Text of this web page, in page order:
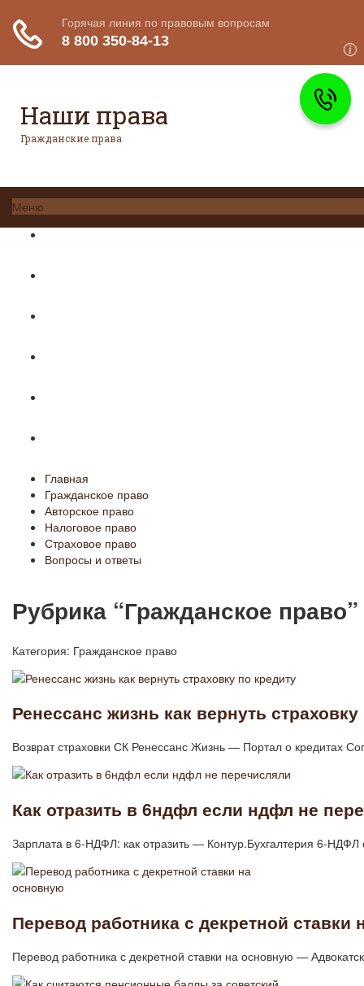
Наши права
Гражданские права
Меню
Главная
Гражданское право
Авторское право
Налоговое право
Страховое право
Вопросы и ответы
Рубрика “Гражданское право”
Категория: Гражданское право
Ренессанс жизнь как вернуть
Возврат страховки СК Ренессанс Жизнь — Портал о кредитах
Как отразить в 6ндфл если ндфл не
Зарплата в 6-НДФЛ: как отразить — Контур.Бухгалтерия 6-
Перевод работника с декретной ставки
Перевод работника с декретной ставки на основную —